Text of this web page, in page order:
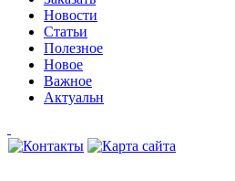
Новости
Статьи
Полезное
Новое
Важное
Актуальн